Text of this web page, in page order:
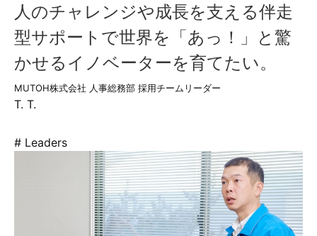
人のチャレンジや成長を支える伴走
型サポートで世界を「あっ！」と驚
かせるイノベーターを育てたい。
MUTOH株式会社 人事総務部 採用チームリーダー
T. T.
# Leaders